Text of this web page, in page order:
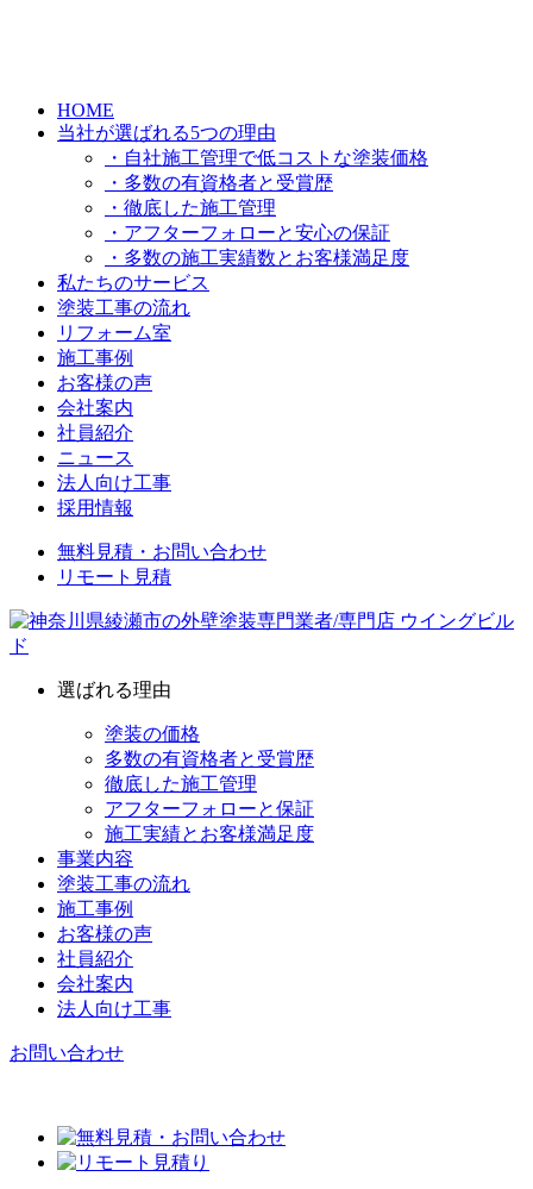
HOME
当社が選ばれる5つの理由
・自社施工管理で低コストな塗装価格
・多数の有資格者と受賞歴
・徹底した施工管理
・アフターフォローと安心の保証
・多数の施工実績数とお客様満足度
私たちのサービス
塗装工事の流れ
リフォーム室
施工事例
お客様の声
会社案内
社員紹介
ニュース
法人向け工事
採用情報
無料見積・お問い合わせ
リモート見積
選ばれる理由
塗装の価格
多数の有資格者と受賞歴
徹底した施工管理
アフターフォローと保証
施工実績とお客様満足度
事業内容
塗装工事の流れ
施工事例
お客様の声
社員紹介
会社案内
法人向け工事
お問い合わせ